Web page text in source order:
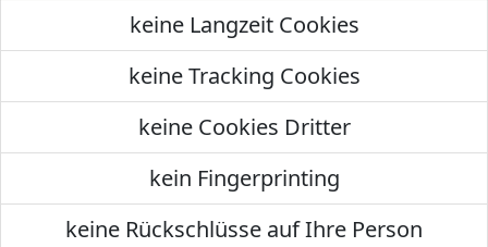
keine Langzeit Cookies
keine Tracking Cookies
keine Cookies Dritter
kein Fingerprinting
keine Rückschlüsse auf Ihre Person